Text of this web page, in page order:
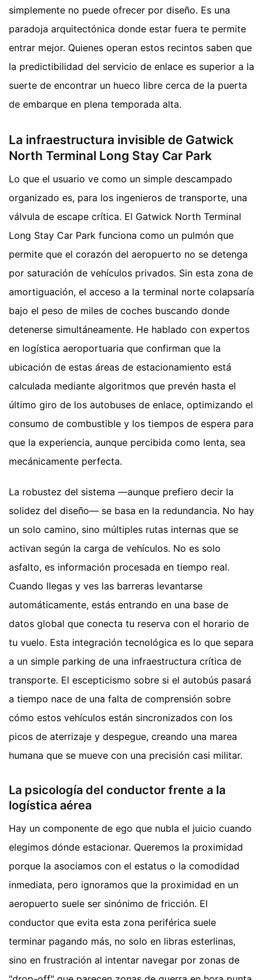
simplemente no puede ofrecer por diseño. Es una
paradoja arquitectónica donde estar fuera te permite
entrar mejor. Quienes operan estos recintos saben que
la predictibilidad del servicio de enlace es superior a la
suerte de encontrar un hueco libre cerca de la puerta
de embarque en plena temporada alta.
La infraestructura invisible de Gatwick
North Terminal Long Stay Car Park
Lo que el usuario ve como un simple descampado
organizado es, para los ingenieros de transporte, una
válvula de escape crítica. El Gatwick North Terminal
Long Stay Car Park funciona como un pulmón que
permite que el corazón del aeropuerto no se detenga
por saturación de vehículos privados. Sin esta zona de
amortiguación, el acceso a la terminal norte colapsaría
bajo el peso de miles de coches buscando donde
detenerse simultáneamente. He hablado con expertos
en logística aeroportuaria que confirman que la
ubicación de estas áreas de estacionamiento está
calculada mediante algoritmos que prevén hasta el
último giro de los autobuses de enlace, optimizando el
consumo de combustible y los tiempos de espera para
que la experiencia, aunque percibida como lenta, sea
mecánicamente perfecta.
La robustez del sistema —aunque prefiero decir la
solidez del diseño— se basa en la redundancia. No hay
un solo camino, sino múltiples rutas internas que se
activan según la carga de vehículos. No es solo
asfalto, es información procesada en tiempo real.
Cuando llegas y ves las barreras levantarse
automáticamente, estás entrando en una base de
datos global que conecta tu reserva con el horario de
tu vuelo. Esta integración tecnológica es lo que separa
a un simple parking de una infraestructura crítica de
transporte. El escepticismo sobre si el autobús pasará
a tiempo nace de una falta de comprensión sobre
cómo estos vehículos están sincronizados con los
picos de aterrizaje y despegue, creando una marea
humana que se mueve con una precisión casi militar.
La psicología del conductor frente a la
logística aérea
Hay un componente de ego que nubla el juicio cuando
elegimos dónde estacionar. Queremos la proximidad
porque la asociamos con el estatus o la comodidad
inmediata, pero ignoramos que la proximidad en un
aeropuerto suele ser sinónimo de fricción. El
conductor que evita esta zona periférica suele
terminar pagando más, no solo en libras esterlinas,
sino en frustración al intentar navegar por zonas de